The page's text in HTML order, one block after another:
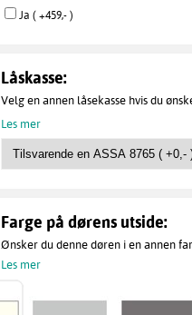
Ja ( +459,- )
Låskasse:
Velg en annen låsekasse hvis du
Les mer
Farge på dørens utside:
Ønsker du denne døren i en annen
Les mer